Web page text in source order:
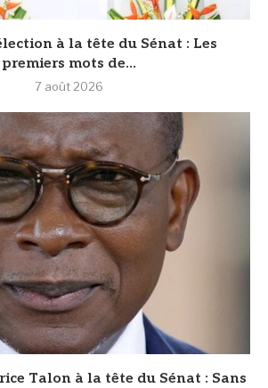
à la tête du Sénat : Les
premiers mots de...
7 août 2026
Talon à la tête du Sénat : Sans